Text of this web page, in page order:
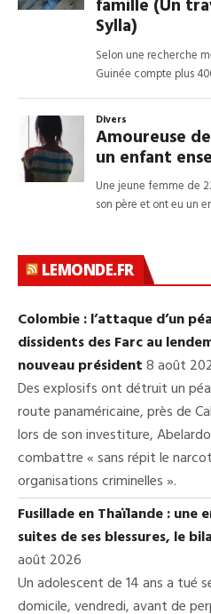
LEMONDE.FR
Colombie : l’attaque d’un
dissidents des Farc au
nouveau président8 août
Des explosifs ont détruit un
route panaméricaine, près de
lors de son investiture,
combattre « sans répit le
organisations criminelles ».
Fusillade en Thaïlande : une
suites de ses blessures, le
août 2026
Un adolescent de 14 ans a tué
domicile, vendredi, avant de